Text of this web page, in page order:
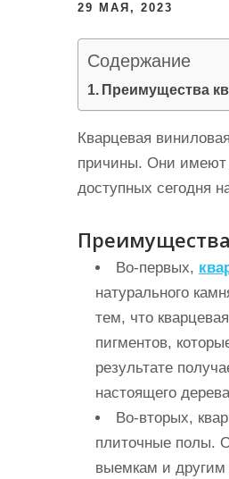
29 МАЯ, 2023
Содержание
Преимущества
Кварцевая
причины. Они имеют
доступных сегодня
Во-первых,
натурального
тем, что
пигментов,
результате
настоящего
Во-вторых,
плиточные полы.
выемкам и другим